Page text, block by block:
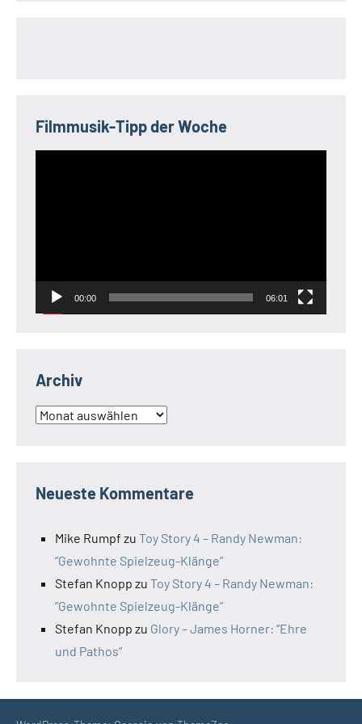
Filmmusik-Tipp der Woche
00:00 06:01
Archiv
Archiv
Neueste Kommentare
Mike Rumpf zu Toy Story 4 – Randy Newman:
“Gewohnte Spielzeug-Klänge”
Stefan Knopp zu Toy Story 4 – Randy Newman:
“Gewohnte Spielzeug-Klänge”
Stefan Knopp zu Glory – James Horner: “Ehre
und Pathos”